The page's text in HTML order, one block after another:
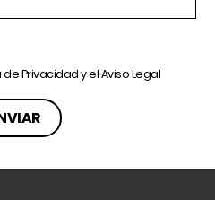
de Privacidady elAviso Legal